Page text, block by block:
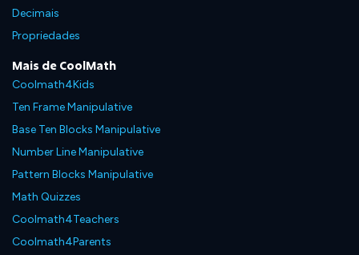
Decimais
Propriedades
Mais de CoolMath
Coolmath4Kids
Ten Frame Manipulative
Base Ten Blocks Manipulative
Number Line Manipulative
Pattern Blocks Manipulative
Math Quizzes
Coolmath4Teachers
Coolmath4Parents